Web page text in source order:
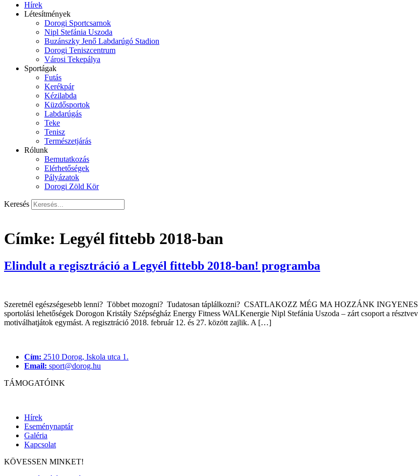
Hírek
Létesítmények
Dorogi Sportcsarnok
Nipl Stefánia Uszoda
Buzánszky Jenő Labdarúgó Stadion
Dorogi Teniszcentrum
Városi Tekepálya
Sportágak
Futás
Kerékpár
Kézilabda
Küzdősportok
Labdarúgás
Teke
Tenisz
Természetjárás
Rólunk
Bemutatkozás
Elérhetőségek
Pályázatok
Dorogi Zöld Kör
Keresés
Címke: Legyél fittebb 2018-ban
Elindult a regisztráció a Legyél fittebb 2018-ban! programba
Szeretnél egészségesebb lenni? Többet mozogni? Tudatosan táplálkozni? CSATLAKOZZ MÉG MA HOZZÁNK
sportolási lehetőségek Dorogon Kristály Szépségház Energy Fitness WALKenergie Nipl Stefánia Uszoda – zárt csoport a
motiválhatjátok egymást. A regisztráció 2018. február 12. és 27. között zajlik. A […]
Cím: 2510 Dorog, Iskola utca 1.
Email: sport@dorog.hu
TÁMOGATÓINK
Hírek
Eseménynaptár
Galéria
Kapcsolat
KÖVESSEN MINKET!